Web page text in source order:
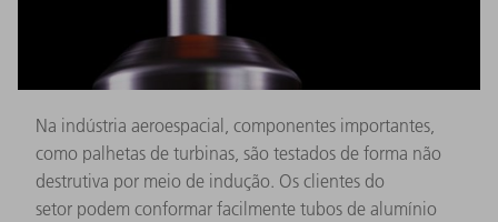
Na indústria aeroespacial, componentes importantes,
como palhetas de turbinas, são testados de forma não
destrutiva por meio de indução. Os clientes do
setor podem conformar facilmente tubos de alumínio